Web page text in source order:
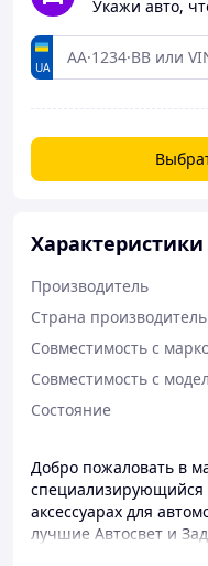
Укажи авто,
UA
Производитель
Страна производитель
Совместимость с
Совместимость с
Состояние
Добро пожаловать в
специализирующийся
аксессуарах для
лучшие Автосвет и